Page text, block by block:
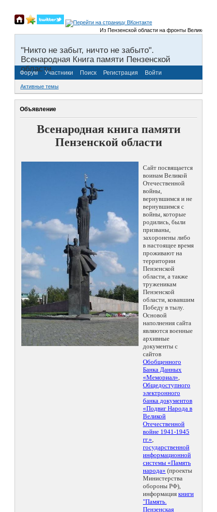
Из Пензенской области на фронты Великой
"Никто не забыт, ничто не забыто".
Всенародная Книга памяти Пензенской
области.
Форум Участники Поиск Регистрация Войти
Активные темы
Объявление
Всенародная книга памяти
Пензенской области
Сайт посвящается
воинам Великой
Отечественной
войны,
вернувшимся и не
вернувшимся с
войны, которые
родились, были
призваны,
захоронены либо
в настоящее время
проживают на
территории
Пензенской
области, а также
труженикам
Пензенской
области, ковавшим
Победу в тылу.
Основой
наполнения сайта
являются военные
архивные
документы с
сайтов
Обобщенного
Банка Данных
«Мемориал»,
Общедоступного
электронного
банка документов
«Подвиг Народа в
Великой
Отечественной
войне 1941-1945
гг.»,
государственной
информационной
системы «Память
народа» (проекты
Министерства
обороны РФ),
информация книги
"Память.
Пензенская